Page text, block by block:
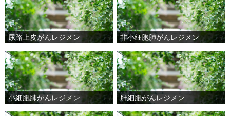
尿路上皮がんレジメン 非小細胞肺がんレジメン
小細胞肺がんレジメン 肝細胞がんレジメン